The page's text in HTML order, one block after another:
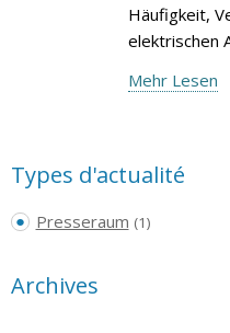
Häufigkeit,
elektrischen
Mehr Lesen
Types d'actualité
Presseraum (1)
Archives